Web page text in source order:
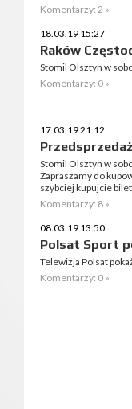
Komentarzy: 2 »
18.03.19 15:27
Raków
Stomil Olsztyn w
Komentarzy: 0 »
17.03.19 21:12
Stomil Olsztyn w
Zapraszamy do
szybciej kupujcie
Komentarzy: 8 »
08.03.19 13:50
Polsat Sport
Telewizja Polsat
Komentarzy: 0 »